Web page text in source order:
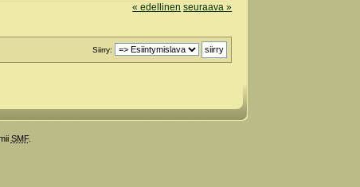
« edellinen seuraava »
Siirry:
SMF.